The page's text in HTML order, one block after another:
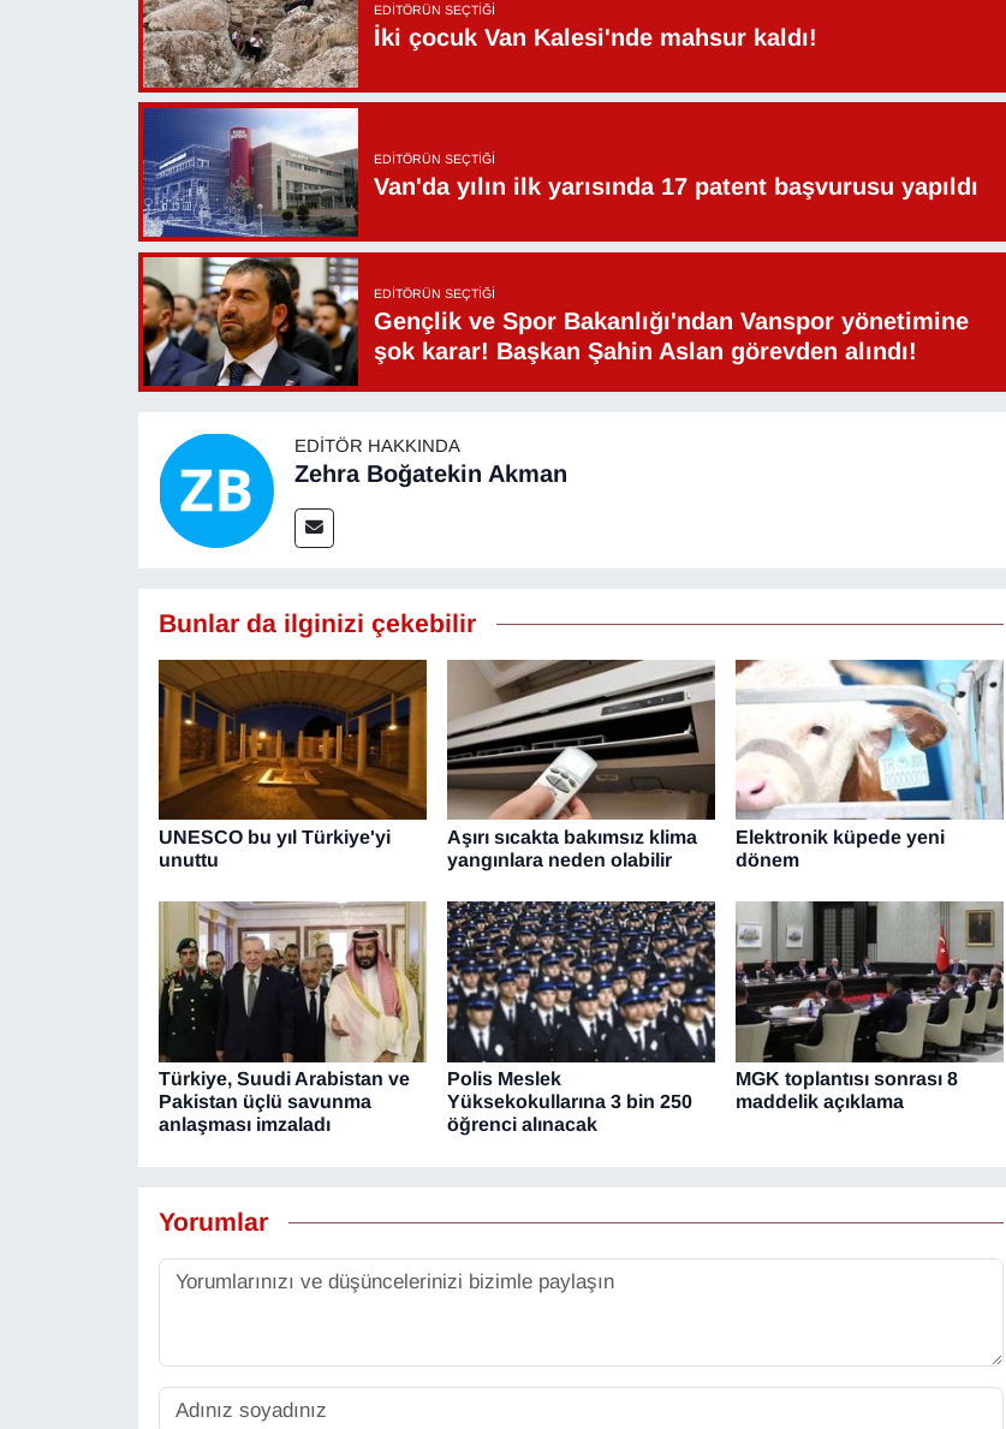
EDITÖRÜN SEÇTIĞI
İki çocuk Van Kalesi'nde mahsur kaldı!
EDITÖRÜN SEÇTIĞI
Van'da yılın ilk yarısında 17 patent başvurusu yapıldı
EDITÖRÜN SEÇTIĞI
Gençlik ve Spor Bakanlığı'ndan Vanspor yönetimine
şok karar! Başkan Şahin Aslan görevden alındı!
EDITÖR HAKKINDA
Zehra Boğatekin Akman
Bunlar da ilginizi çekebilir
UNESCO bu yıl Türkiye'yi
unuttu
Aşırı sıcakta bakımsız klima
yangınlara neden olabilir
Elektronik küpede yeni
dönem
Türkiye, Suudi Arabistan ve
Pakistan üçlü savunma
anlaşması imzaladı
Polis Meslek
Yüksekokullarına 3 bin 250
öğrenci alınacak
MGK toplantısı sonrası 8
maddelik açıklama
Yorumlar